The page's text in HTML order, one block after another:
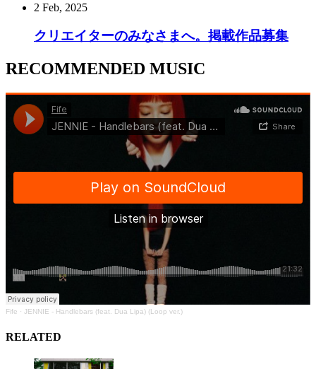
2 Feb, 2025
クリエイターのみなさまへ。掲載作品募集
RECOMMENDED MUSIC
Fife · JENNIE - Handlebars (feat. Dua Lipa) (Loop ver.)
RELATED